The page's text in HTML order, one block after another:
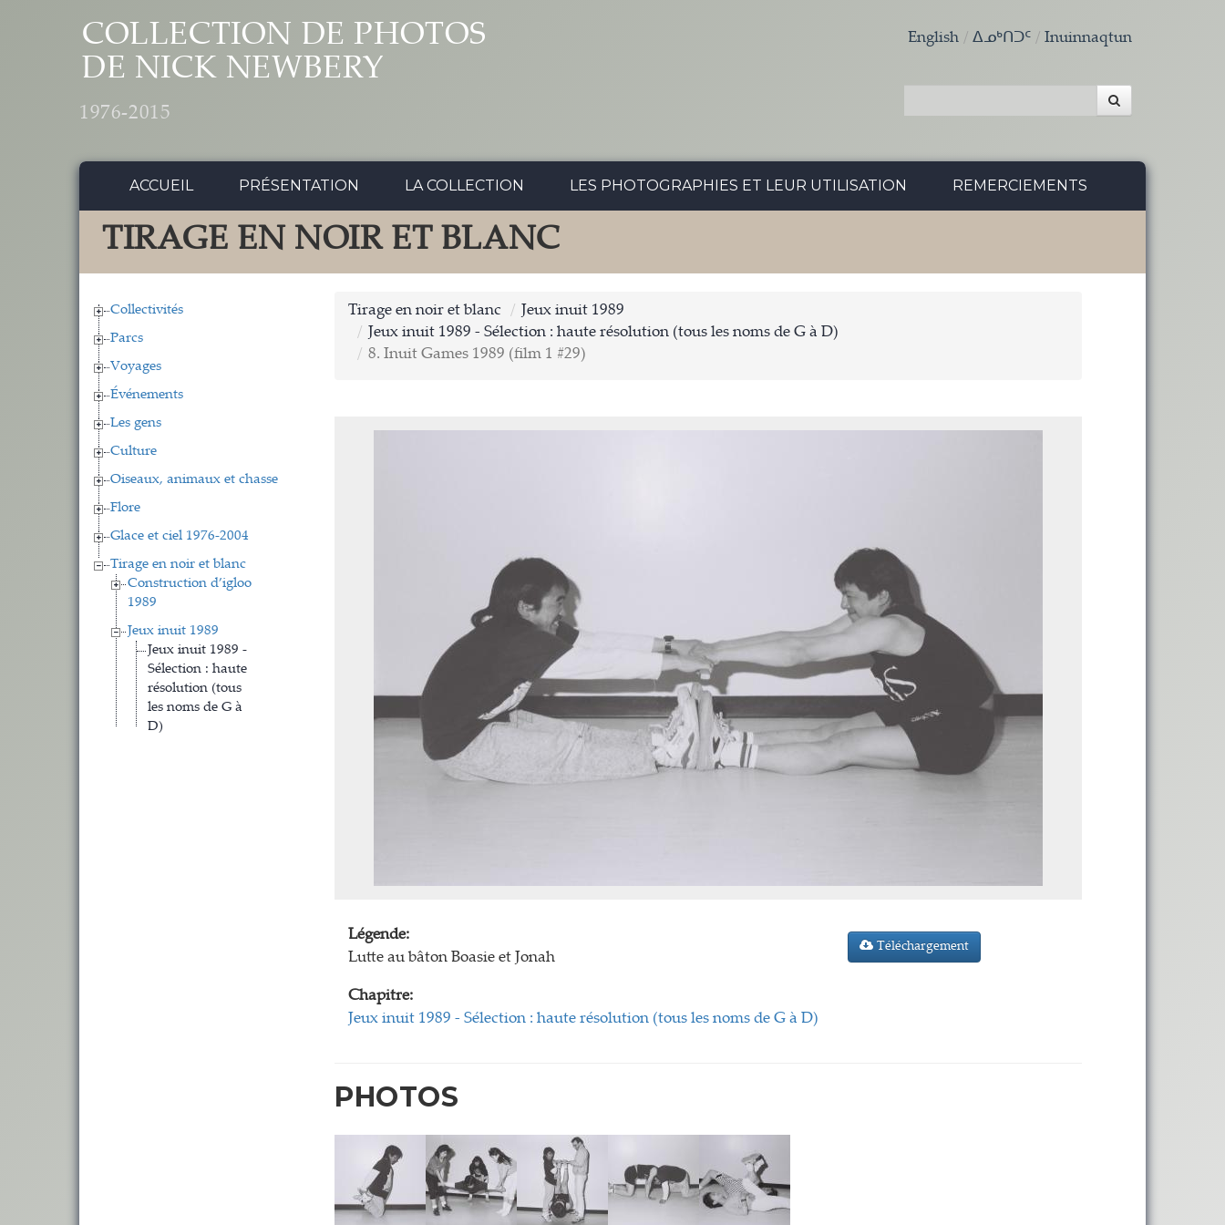
COLLECTION DE PHOTOS
DE NICK NEWBERY
1976-2015
English ᐃᓄᒃᑎᑐᑦ Inuinnaqtun
ACCUEIL PRÉSENTATION LA COLLECTION LES PHOTOGRAPHIES ET LEUR UTILISATION REMERCIEMENTS
TIRAGE EN NOIR ET BLANC
Collectivités
Parcs
Voyages
Événements
Les gens
Culture
Oiseaux, animaux et chasse
Flore
Glace et ciel 1976-2004
Tirage en noir et blanc
Construction d’igloo
1989
Jeux inuit 1989
Jeux inuit 1989 -
Sélection : haute
résolution (tous
les noms de G à
D)
Tirage en noir et blanc
Jeux inuit 1989
Jeux inuit 1989 - Sélection : haute résolution (tous les noms de G à D)
8. Inuit Games 1989 (film 1 #29)
Légende:
Lutte au bâton Boasie et Jonah
Chapitre:
Jeux inuit 1989 - Sélection : haute résolution (tous les noms de G à D)
Téléchargement
PHOTOS